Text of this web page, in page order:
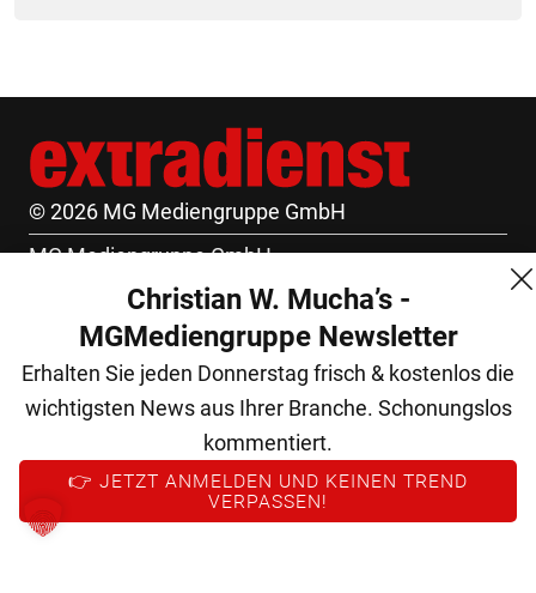
© 2026 MG Mediengruppe GmbH
MG Mediengruppe GmbH
Burgring 1/7
1010 Wien
+43 (1) 522 14 14
office@mgmedien.at
Kontakt
AGB
Christian W. Mucha’s -
MGMediengruppe Newsletter
Erhalten Sie jeden Donnerstag frisch & kostenlos die
wichtigsten News aus Ihrer Branche. Schonungslos
kommentiert.
👉 JETZT ANMELDEN UND KEINEN TREND
VERPASSEN!